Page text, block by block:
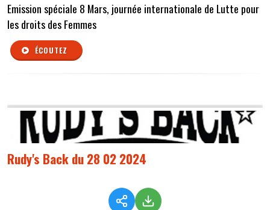
Emission spéciale 8 Mars, journée internationale de Lutte pour
les droits des Femmes
ÉCOUTEZ
Rudy's Back du 28 02 2024